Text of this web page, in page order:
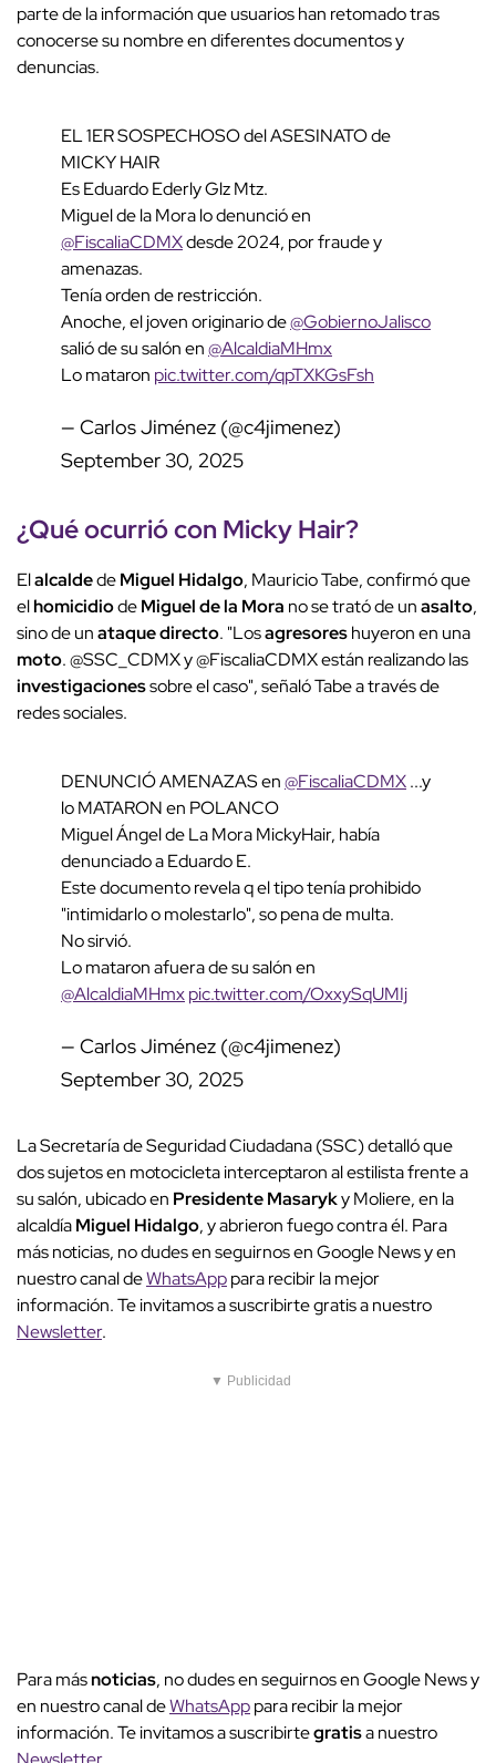
parte de la información que usuarios han retomado tras
conocerse su nombre en diferentes documentos y
denuncias.
EL 1ER SOSPECHOSO del ASESINATO de
MICKY HAIR
Es Eduardo Ederly Glz Mtz.
Miguel de la Mora lo denunció en
@FiscaliaCDMXdesde 2024, por fraude y
amenazas.
Tenía orden de restricción.
Anoche, el joven originario de@GobiernoJalisco
salió de su salón en@AlcaldiaMHmx
Lo mataron pic.twitter.com/qpTXKGsFsh
— Carlos Jiménez (@c4jimenez)
September 30, 2025
¿Qué ocurrió con Micky Hair?
ElalcaldedeMiguel Hidalgo, Mauricio Tabe, confirmó que
elhomicidiodeMiguel de la Mora no se trató de unasalto,
sino de unataque directo. "Losagresoreshuyeron en una
moto. @SSC_CDMX y @FiscaliaCDMX están realizando las
investigacionessobre el caso", señaló Tabe a través de
redes sociales.
DENUNCIÓ AMENAZAS en@FiscaliaCDMX...y
lo MATARON en POLANCO
Miguel Ángel de La Mora MickyHair, había
denunciado a Eduardo E.
Este documento revela q el tipo tenía prohibido
"intimidarlo o molestarlo", so pena de multa.
No sirvió.
Lo mataron afuera de su salón en
@AlcaldiaMHmxpic.twitter.com/OxxySqUMIj
— Carlos Jiménez (@c4jimenez)
September 30, 2025
La Secretaría de Seguridad Ciudadana (SSC) detalló que
dos sujetos en motocicleta interceptaron al estilista frente a
su salón, ubicado en Presidente Masaryky Moliere, en la
alcaldíaMiguel Hidalgo, y abrieron fuego contra él. Para
más noticias, no dudes en seguirnos en Google News y en
nuestro canal deWhatsApppara recibir la mejor
información. Te invitamos a suscribirte gratis a nuestro
Newsletter.
▼ Publicidad
Para másnoticias, no dudes en seguirnos en Google News y
en nuestro canal deWhatsApppara recibir la mejor
información. Te invitamos a suscribirtegratisa nuestro